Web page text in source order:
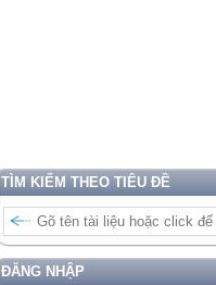
TÌM KIẾM THEO TIÊU ĐỀ
ĐĂNG NHẬP